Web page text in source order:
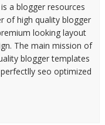
a blogger resources
of high quality blogger
looking layout
The main mission of
blogger templates
seo optimized